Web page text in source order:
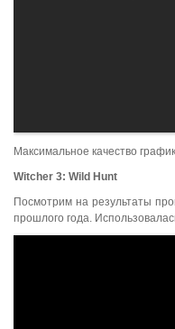
Максимальное качество
Witcher 3: Wild Hunt
Посмотрим на результаты
прошлого года.